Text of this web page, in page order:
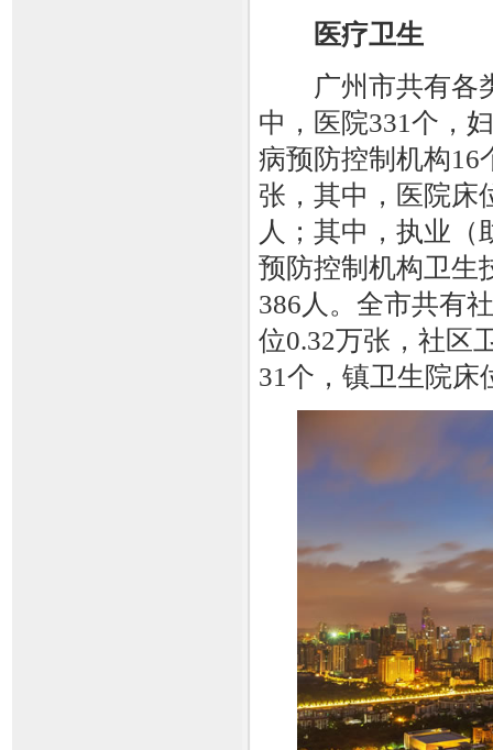
医疗卫生
广州市共有各类
中，医院331个，
病预防控制机构16
张，其中，医院床
人；其中，执业（
预防控制机构卫生
386人。全市共有
位0.32万张，社区
31个，镇卫生院床